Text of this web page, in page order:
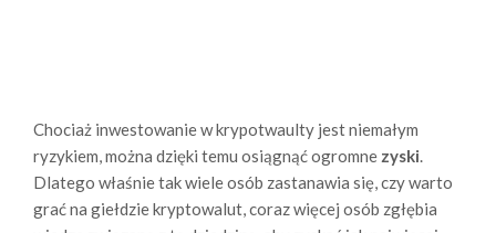
Chociaż inwestowanie w krypotwaulty jest niemałym
ryzykiem, można dzięki temu osiągnąć ogromne zyski.
Dlatego właśnie tak wiele osób zastanawia się, czy warto
grać na giełdzie kryptowalut, coraz więcej osób zgłębia